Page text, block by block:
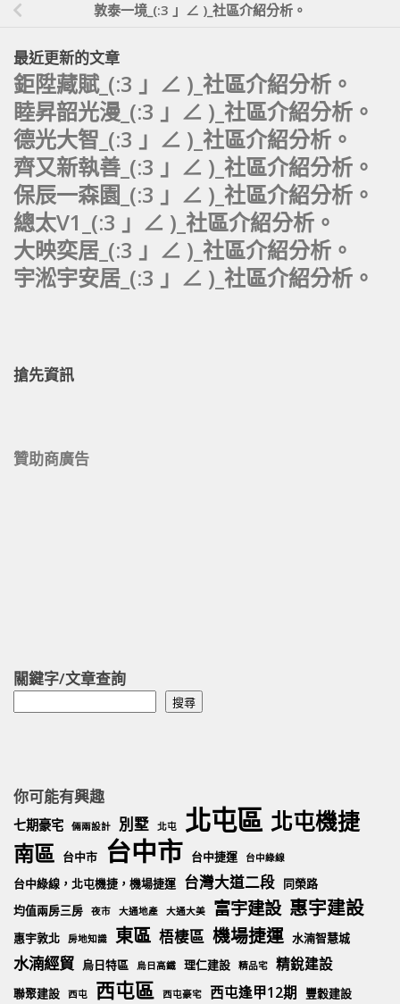
敦泰一境_(:3 」∠ )_社區介紹分析。
最近更新的文章
鉅陞藏賦_(:3 」∠ )_社區介紹分析。
睦昇韶光漫_(:3 」∠ )_社區介紹分析。
德光大智_(:3 」∠ )_社區介紹分析。
齊又新執善_(:3 」∠ )_社區介紹分析。
保辰一森園_(:3 」∠ )_社區介紹分析。
總太V1_(:3 」∠ )_社區介紹分析。
大映奕居_(:3 」∠ )_社區介紹分析。
宇淞宇安居_(:3 」∠ )_社區介紹分析。
搶先資訊
贊助商廣告
關鍵字/文章查詢
搜尋
你可能有興趣
七期豪宅 倆兩設計 別墅 北屯 北屯區 北屯機捷
南區 台中市 台中市 台中捷運 台中綠線
台中綠線，北屯機捷，機場捷運 台灣大道二段 同榮路
均值兩房三房
夜市 大通地產 大通大美 富宇建設 惠宇建設
惠宇敦北 房地知識 東區 梧棲區 機場捷運 水湳智慧城
水湳經貿 烏日特區 烏日高鐵 理仁建設 精品宅 精銳建設
聯聚建設 西屯 西屯區 西屯豪宅 西屯逢甲12期 豐穀建設